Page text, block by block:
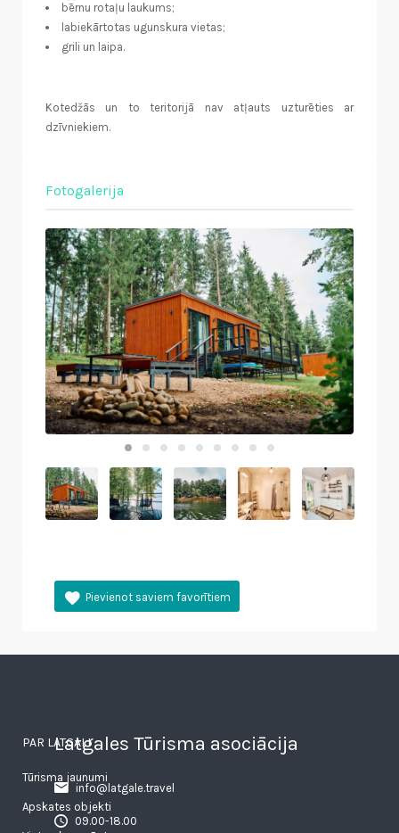
bērnu rotaļu laukums;
labiekārtotas ugunskura vietas;
grili un laipa.
Kotedžās un to teritorijā nav atļauts uzturēties ar
dzīvniekiem.
Fotogalerija
Latgales Tūrisma asociācija
info@latgale.travel
09.00-18.00
PAR LATGALI
Tūrisma jaunumi
Apskates objekti